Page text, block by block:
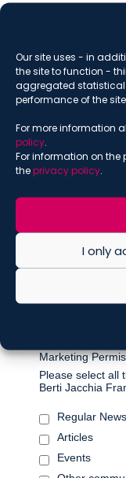
Our site uses - in
the site to function -
aggregated
performance of the
For more information
policy.
For information on
theprivacy policy.
I only
Email*
Name*
Marketing
Please select all
Berti Jacchia
Regular
Articles
Events